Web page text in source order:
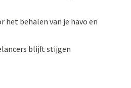
het behalen van je havo en
blijft stijgen